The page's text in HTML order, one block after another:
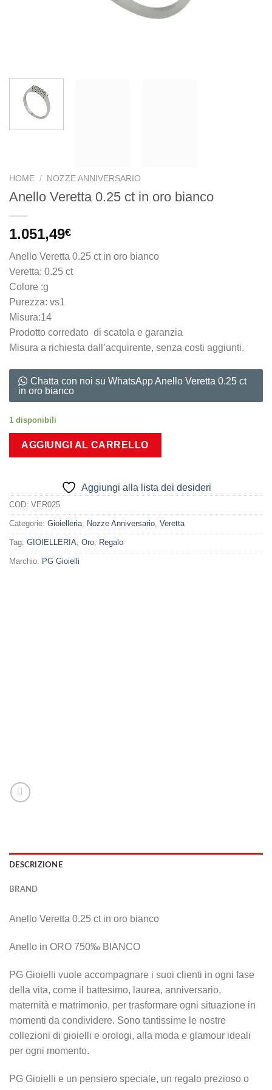
HOME / NOZZE ANNIVERSARIO
Anello Veretta 0.25 ct in oro bianco
1.051,49€
Anello Veretta 0.25 ct in oro bianco
Veretta: 0.25 ct
Colore :g
Purezza: vs1
Misura:14
Prodotto corredato di scatola e garanzia
Misura a richiesta dall’acquirente, senza costi aggiunti.
Chatta con noi su WhatsApp Anello Veretta 0.25 ct
in oro bianco
1 disponibili
AGGIUNGI AL CARRELLO
Aggiungi alla lista dei desideri
COD: VER025
Categorie: Gioielleria Nozze Anniversario Veretta
Tag: GIOIELLERIA Oro Regalo
Marchio: PG Gioielli
DESCRIZIONE
BRAND
Anello Veretta 0.25 ct in oro bianco
Anello in ORO 750‰ BIANCO
PG Gioielli vuole accompagnare i suoi clienti in ogni fase
della vita, come il battesimo, laurea, anniversario,
maternità e matrimonio, per trasformare ogni situazione in
momenti da condividere. Sono tantissime le nostre
collezioni di gioielli e orologi, alla moda e glamour ideali
per ogni momento.
PG Gioielli e un pensiero speciale, un regalo prezioso o